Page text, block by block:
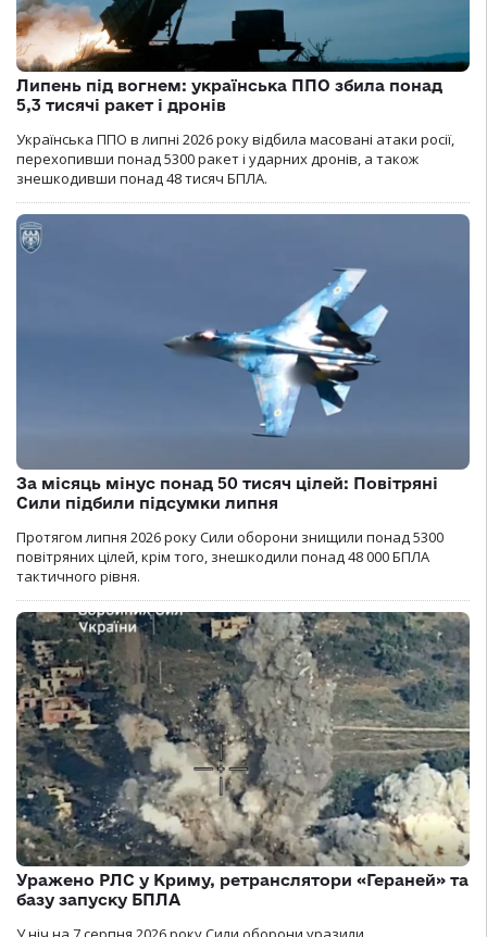
Липень під вогнем: українська ППО збила понад
5,3 тисячі ракет і дронів
Українська ППО в липні 2026 року відбила масовані атаки росії,
перехопивши понад 5300 ракет і ударних дронів, а також
знешкодивши понад 48 тисяч БПЛА.
За місяць мінус понад 50 тисяч цілей: Повітряні
Сили підбили підсумки липня
Протягом липня 2026 року Cили оборони знищили понад 5300
повітряних цілей, крім того, знешкодили понад 48 000 БПЛА
тактичного рівня.
Уражено РЛС у Криму, ретранслятори «Гераней» та
базу запуску БПЛА